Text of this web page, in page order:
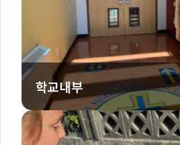
학교내부